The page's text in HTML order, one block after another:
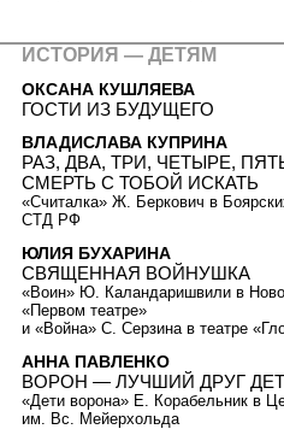
ИСТОРИЯ — ДЕТЯМ
ОКСАНА КУШЛЯЕВА
ГОСТИ ИЗ БУДУЩЕГО
ВЛАДИСЛАВА КУПРИНА
РАЗ, ДВА, ТРИ, ЧЕТЫРЕ,
СМЕРТЬ С ТОБОЙ ИСКАТЬ
«Считалка» Ж. Беркович в
СТД РФ
ЮЛИЯ БУХАРИНА
СВЯЩЕННАЯ ВОЙНУШКА
«Воин» Ю. Каландаришвили в
«Первом театре»
и «Война» С. Серзина в театре
АННА ПАВЛЕНКО
ВОРОН — ЛУЧШИЙ ДРУГ
«Дети ворона» Е. Корабельник в
им. Вс. Мейерхольда